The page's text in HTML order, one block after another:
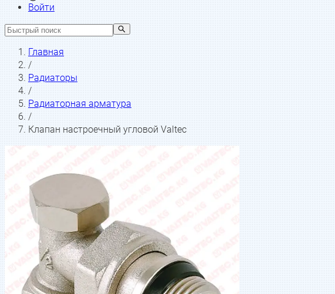
Войти
Главная
/
Радиаторы
/
Радиаторная арматура
/
Клапан настроечный угловой Valtec